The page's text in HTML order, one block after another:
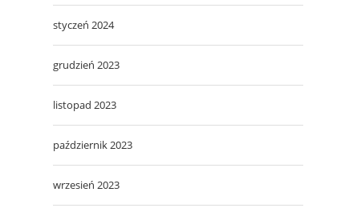
styczeń 2024
grudzień 2023
listopad 2023
październik 2023
wrzesień 2023